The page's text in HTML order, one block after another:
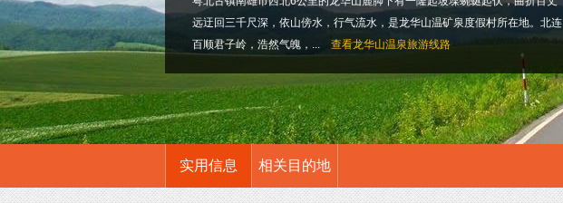
远迂回三千尺深，依山傍水，行气流水，是龙华山温矿泉度假村所在地。北连
百顺君子岭，浩然气魄，...
查看龙华山温泉旅游线路
实用信息 相关目的地